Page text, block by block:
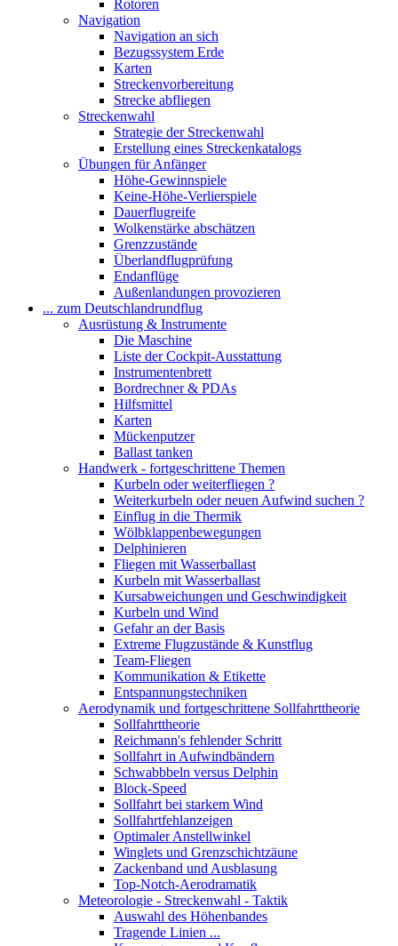
Rotoren
Navigation
Navigation an sich
Bezugssystem Erde
Karten
Streckenvorbereitung
Strecke abfliegen
Streckenwahl
Strategie der Streckenwahl
Erstellung eines Streckenkatalogs
Übungen für Anfänger
Höhe-Gewinnspiele
Keine-Höhe-Verlierspiele
Dauerflugreife
Wolkenstärke abschätzen
Grenzzustände
Überlandflugprüfung
Endanflüge
Außenlandungen provozieren
... zum Deutschlandrundflug
Ausrüstung & Instrumente
Die Maschine
Liste der Cockpit-Ausstattung
Instrumentenbrett
Bordrechner & PDAs
Hilfsmittel
Karten
Mückenputzer
Ballast tanken
Handwerk - fortgeschrittene Themen
Kurbeln oder weiterfliegen ?
Weiterkurbeln oder neuen Aufwind suchen ?
Einflug in die Thermik
Wölbklappenbewegungen
Delphinieren
Fliegen mit Wasserballast
Kurbeln mit Wasserballast
Kursabweichungen und Geschwindigkeit
Kurbeln und Wind
Gefahr an der Basis
Extreme Flugzustände & Kunstflug
Team-Fliegen
Kommunikation & Etikette
Entspannungstechniken
Aerodynamik und fortgeschrittene Sollfahrttheorie
Sollfahrttheorie
Reichmann's fehlender Schritt
Sollfahrt in Aufwindbändern
Schwabbbeln versus Delphin
Block-Speed
Sollfahrt bei starkem Wind
Sollfahrtfehlanzeigen
Optimaler Anstellwinkel
Winglets und Grenzschichtzäune
Zackenband und Ausblasung
Top-Notch-Aerodramatik
Meteorologie - Streckenwahl - Taktik
Auswahl des Höhenbandes
Tragende Linien ...